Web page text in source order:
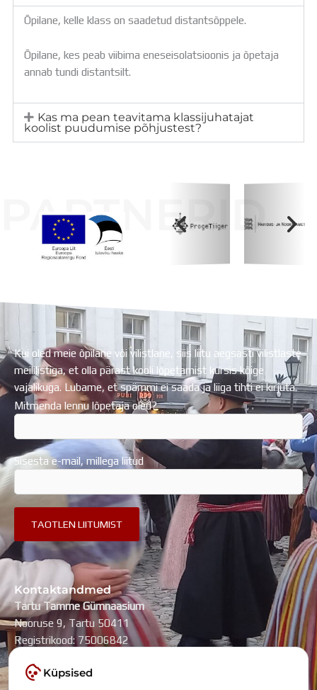
Õpilane, kelle klass on saadetud distantsõppele.
Õpilane, kes peab viibima eneseisolatsioonis jaõpetaja
annab tundi distantsilt.
Kas ma pean teavitama klassijuhatajat
koolist puudumise põhjustest?
PARTNERID
Kui oled meie õpilane või vilistlane, siis liitu aegsasti vilistlaste
meililistiga, et olla pärast kooli lõpetamist kursis kõige
vajalikuga. Lubame, et spämmi ei saada ja liiga tihti ei kirjuta.
Mitmenda lennu lõpetaja oled?
Sisesta e-mail, millega liitud
Kontaktandmed
Tartu Tamme Gümnaasium
Nooruse 9, Tartu 50411
Registrikood: 75006842
KONTAKTID
Küpsised